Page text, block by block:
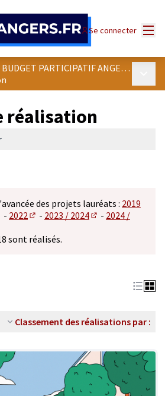
Se connecter
LES RÉALISATIONS DU BUDGET PARTICIPATIF ANGEVIN
réalisation
des projets lauréats : 2019
onglet)
un nouvel onglet)
dans un nouvel onglet)
- 2022
(S'ouvre dans un nouvel onglet)
- 2023 / 2024
(S'ouvre dans un
- 2024 /
nouvel onglet)
sont réalisés.
Classement des réalisations par :